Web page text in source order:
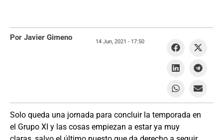
Solo queda una jornada para concluir la temporada en
el Grupo XI y las cosas empiezan a estar ya muy
Por Javier Gimeno 14 Jun, 2021 - 17:50